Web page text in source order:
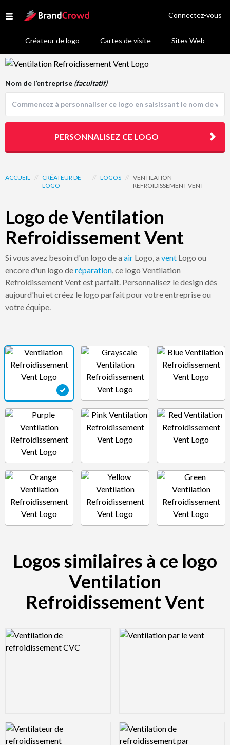
Open menu
Site Logo
Créateur de logo Cartes de visite Sites Web
Connectez-vous
Logo Template Preview
ACCUEIL // CRÉATEUR DE
LOGO
// LOGOS // VENTILATION
REFROIDISSEMENT VENT
Logo de Ventilation
Refroidissement Vent
Si vous avez besoin d'un logo de a air Logo, a vent Logo ou
encore d'un logo deréparation, ce logo Ventilation
Refroidissement Vent est parfait. Personnalisez le design dès
aujourd'hui et créez le logo parfait pour votre entreprise ou
votre équipe.
Nom de l’entreprise (facultatif)
PERSONNALISEZ CE LOGO
Logos similaires à ce logo
Ventilation
Refroidissement Vent
Logo Preview Image Logo Preview Image
Logo Preview Image Logo Preview Image